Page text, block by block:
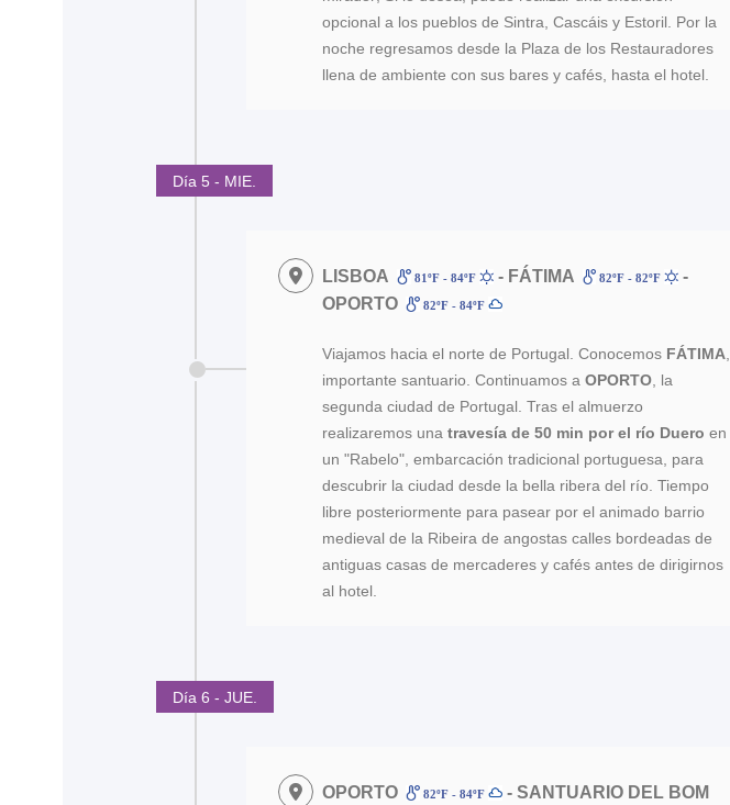
opcional a los pueblos de Sintra, Cascáis y Estoril. Por la
noche regresamos desde la Plaza de los Restauradores
llena de ambiente con sus bares y cafés, hasta el hotel.
Día 5 - MIE.
LISBOA 81ºF - 84ºF - FÁTIMA 82ºF - 82ºF
-
OPORTO
82ºF - 84ºF
Viajamos hacia el norte de Portugal. Conocemos FÁTIMA
importante santuario. Continuamos aOPORTO , la
segunda ciudad de Portugal. Tras el almuerzo
realizaremos una travesía de 50 min por el río Duero en
un "Rabelo", embarcación tradicional portuguesa, para
descubrir la ciudad desde la bella ribera del río. Tiempo
libre posteriormente para pasear por el animado barrio
medieval de la Ribeira de angostas calles bordeadas de
antiguas casas de mercaderes y cafés antes de dirigirnos
al hotel.
Día 6 - JUE.
OPORTO 82ºF - 84ºF - SANTUARIO DEL BOM